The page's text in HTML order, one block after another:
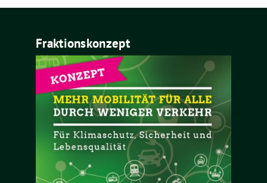
Fraktionskonzept